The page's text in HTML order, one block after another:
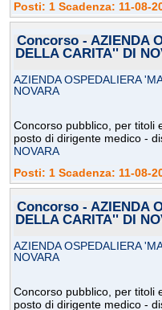
Posti: 1 Scadenza: 11-08-
Concorso - AZIENDA
DELLA CARITA'' DI
AZIENDA OSPEDALIERA
NOVARA
Concorso pubblico, per titoli
posto di dirigente medico -
NOVARA
Posti: 1 Scadenza: 11-08-
Concorso - AZIENDA
DELLA CARITA'' DI
AZIENDA OSPEDALIERA
NOVARA
Concorso pubblico, per titoli
posto di dirigente medico -